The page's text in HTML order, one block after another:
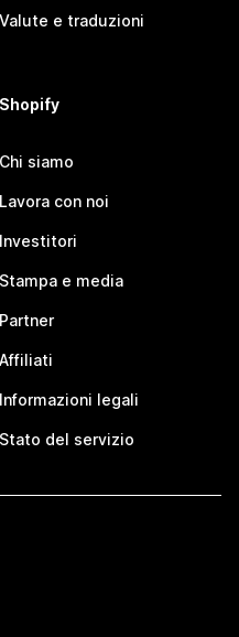
Valute e traduzioni
Shopify
Chi siamo
Lavora con noi
Investitori
Stampa e media
Partner
Affiliati
Informazioni legali
Stato del servizio